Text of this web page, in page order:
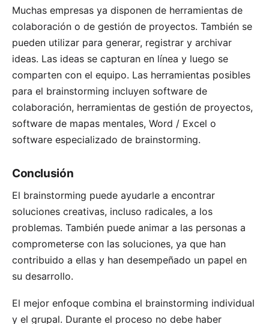
Muchas empresas ya disponen de herramientas de
colaboración o de gestión de proyectos. También se
pueden utilizar para generar, registrar y archivar
ideas. Las ideas se capturan en línea y luego se
comparten con el equipo. Las herramientas posibles
para el brainstorming incluyen software de
colaboración, herramientas de gestión de proyectos,
software de mapas mentales, Word / Excel o
software especializado de brainstorming.
Conclusión
El brainstorming puede ayudarle a encontrar
soluciones creativas, incluso radicales, a los
problemas. También puede animar a las personas a
comprometerse con las soluciones, ya que han
contribuido a ellas y han desempeñado un papel en
su desarrollo.
El mejor enfoque combina el brainstorming individual
y el grupal. Durante el proceso no debe haber